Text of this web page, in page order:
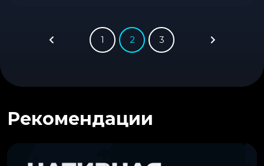
1 2 3
Рекомендации